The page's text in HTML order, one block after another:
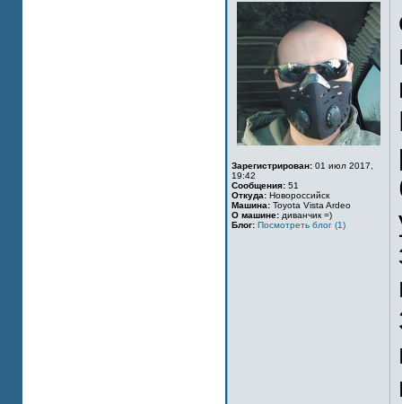
Зарегистрирован: 01 июл 2017,
19:42
Сообщения: 51
Откуда: Новороссийск
Машина: Toyota Vista Ardeo
О машине: диванчик =)
Блог: Посмотреть блог (1)